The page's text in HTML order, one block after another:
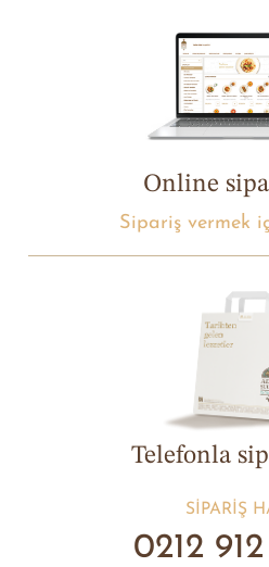
Online
Sipariş vermek
Telefonla
SIPARIŞ
0212